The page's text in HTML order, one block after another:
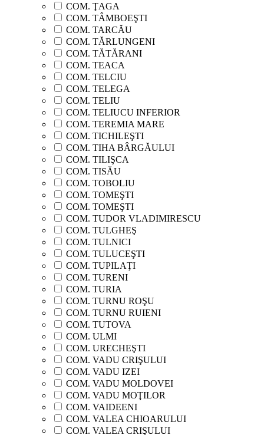
COM. ŢAGA
COM. TÂMBOEŞTI
COM. TARCĂU
COM. TĂRLUNGENI
COM. TĂTĂRANI
COM. TEACA
COM. TELCIU
COM. TELEGA
COM. TELIU
COM. TELIUCU INFERIOR
COM. TEREMIA MARE
COM. TICHILEŞTI
COM. TIHA BÂRGĂULUI
COM. TILIŞCA
COM. TISĂU
COM. TOBOLIU
COM. TOMEŞTI
COM. TOMEŞTI
COM. TUDOR VLADIMIRESCU
COM. TULGHEŞ
COM. TULNICI
COM. TULUCEŞTI
COM. TUPILAŢI
COM. TURENI
COM. TURIA
COM. TURNU ROŞU
COM. TURNU RUIENI
COM. TUTOVA
COM. ULMI
COM. URECHEŞTI
COM. VADU CRIŞULUI
COM. VADU IZEI
COM. VADU MOLDOVEI
COM. VADU MOŢILOR
COM. VAIDEENI
COM. VALEA CHIOARULUI
COM. VALEA CRIŞULUI